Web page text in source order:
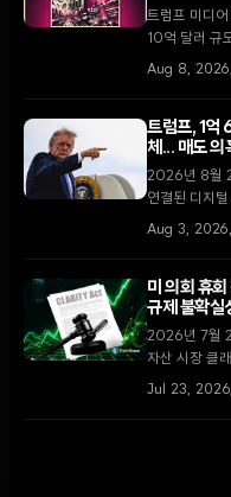
트럼프 미디
10억 달러 규
다. 이번 결정
Aug 8, 2026,
트럼프, 1억
체... 매도 의
2026년 8월 2
연결된 디지
거래소로 이
Aug 3,
미 의회 휴
규제 불확실
2026년 7월
자산 시장 클
밝혔다. 최근
Jul 23,